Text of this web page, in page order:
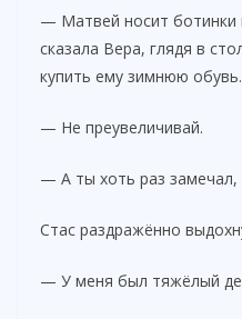
— Матвей носит
сказала Вера, глядя в
купить ему зимнюю обувь.
— Не преувеличивай.
— А ты хоть раз замечал,
Стас раздражённо
— У меня был тяжёлый